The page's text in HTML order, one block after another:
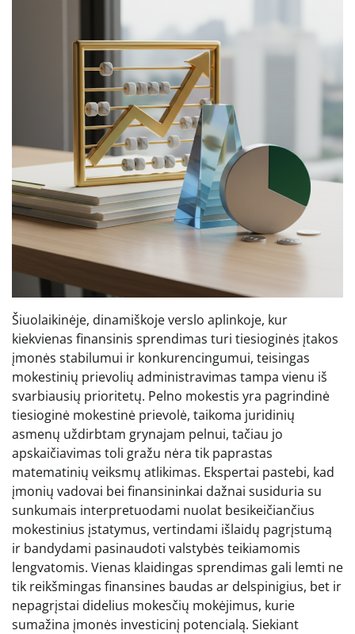
Šiuolaikinėje, dinamiškoje verslo aplinkoje, kur
kiekvienas finansinis sprendimas turi tiesioginės įtakos
įmonės stabilumui ir konkurencingumui, teisingas
mokestinių prievolių administravimas tampa vienu iš
svarbiausių prioritetų. Pelno mokestis yra pagrindinė
tiesioginė mokestinė prievolė, taikoma juridinių
asmenų uždirbtam grynajam pelnui, tačiau jo
apskaičiavimas toli gražu nėra tik paprastas
matematinių veiksmų atlikimas. Ekspertai pastebi, kad
įmonių vadovai bei finansininkai dažnai susiduria su
sunkumais interpretuodami nuolat besikeičiančius
mokestinius įstatymus, vertindami išlaidų pagrįstumą
ir bandydami pasinaudoti valstybės teikiamomis
lengvatomis. Vienas klaidingas sprendimas gali lemti ne
tik reikšmingas finansines baudas ar delspinigius, bet ir
nepagrįstai didelius mokesčių mokėjimus, kurie
sumažina įmonės investicinį potencialą. Siekiant